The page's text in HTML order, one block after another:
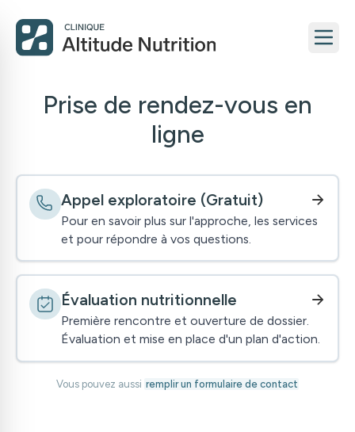
Prise de rendez-vous en
ligne
Appel exploratoire (Gratuit)
Pour en savoir plus sur l'approche, les services
et pour répondre à vos questions.
Évaluation nutritionnelle
Première rencontre et ouverture de dossier.
Évaluation et mise en place d'un plan d'action.
Vous pouvez aussi remplir un formulaire de contact